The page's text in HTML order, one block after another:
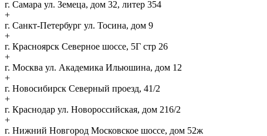
г. Самара ул. Земеца, дом 32, литер 354
+
г. Санкт-Петербург ул. Тосина, дом 9
+
г. Красноярск Северное шоссе, 5Г стр 26
+
г. Москва ул. Академика Ильюшина, дом 12
+
г. Новосибирск Северный проезд, 41/2
+
г. Краснодар ул. Новороссийская, дом 216/2
+
г. Нижний Новгород Московское шоссе, дом 52ж